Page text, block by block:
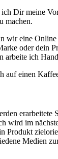
Dir meine
machen.
wir eine
oder dein
arbeite ich
auf einen
erarbeitete
wird im
Produkt
Medien